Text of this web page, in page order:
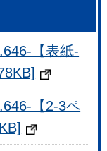
【表紙-
【2-3ペ